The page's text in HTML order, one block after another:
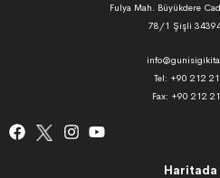
Fulya Mah. Büyükdere
78/1 Şişli
Tel: +90 212
Fax: +90 212
Haritada